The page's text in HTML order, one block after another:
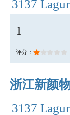
3137
1
评分：
浙江新颜
3137